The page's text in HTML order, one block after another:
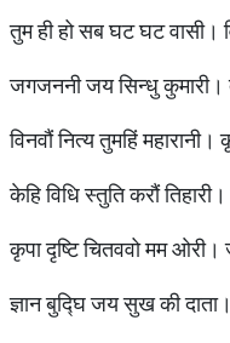
तुम ही हो सब घट घट वासी।
जगजननी जय सिन्धु कुमारी।
विनवौं नित्य तुमहिं
केहि विधि स्तुति करौं
कृपा दृष्टि चितववो मम
ज्ञान बुद्घि जय सुख की